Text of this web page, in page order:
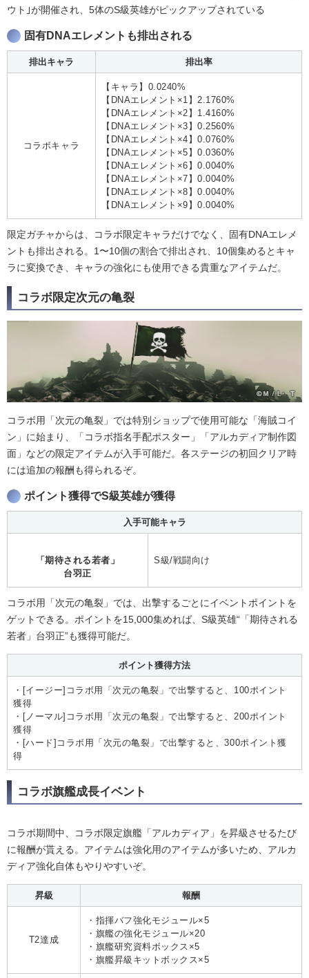
ウト｣が開催され、5体のS級英雄がピックアップされている
固有DNAエレメントも排出される
排出キャラ 排出率
コラボキャラ
【キャラ】0.0240%
【DNAエレメント×1】2.1760%
【DNAエレメント×2】1.4160%
【DNAエレメント×3】0.2560%
【DNAエレメント×4】0.0760%
【DNAエレメント×5】0.0360%
【DNAエレメント×6】0.0040%
【DNAエレメント×7】0.0040%
【DNAエレメント×8】0.0040%
【DNAエレメント×9】0.0040%
限定ガチャからは、コラボ限定キャラだけでなく、固有DNAエレメ
ントも排出される。1〜10個の割合で排出され、10個集めるとキャ
ラに変換でき、キャラの強化にも使用できる貴重なアイテムだ。
コラボ限定次元の亀裂
コラボ用「次元の亀裂」では特別ショップで使用可能な「海賊コイ
ン」に始まり、「コラボ指名手配ポスター」「アルカディア制作図
面」などの限定アイテムが入手可能だ。各ステージの初回クリア時
には追加の報酬も得られるぞ。
ポイント獲得でS級英雄が獲得
入手可能キャラ
「期待される若者」
台羽正
S級/戦闘向け
コラボ用「次元の亀裂」では、出撃するごとにイベントポイントを
ゲットできる。ポイントを15,000集めれば、S級英雄“「期待される
若者」台羽正”も獲得可能だ。
ポイント獲得方法
・[イージー]コラボ用「次元の亀裂」で出撃すると、100ポイント
獲得
・[ノーマル]コラボ用「次元の亀裂」で出撃すると、200ポイント
獲得
・[ハード]コラボ用「次元の亀裂」で出撃すると、300ポイント獲
得
コラボ旗艦成長イベント
コラボ期間中、コラボ限定旗艦「アルカディア」を昇級させるたび
に報酬が貰える。アイテムは強化用のアイテムが多いため、アルカ
ディア強化自体もやりやすいぞ。
昇級 報酬
T2達成
・指揮バフ強化モジュール×5
・旗艦の強化モジュール×20
・旗艦研究資料ボックス×5
・旗艦昇級キットボックス×5